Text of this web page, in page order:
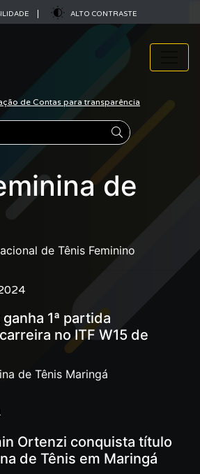
ALTO CONTRASTE
de Contas para transparência
de
de Tênis Feminino
1ª partida
no ITF W15 de
de Tênis Maringá
Ortenzi conquista título
de Tênis em Maringá